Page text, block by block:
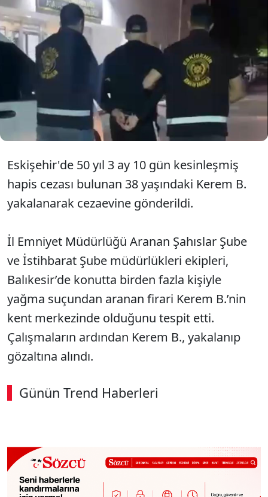
Eskişehir'de 50 yıl 3 ay 10 gün hapis
cezası bulunan Kerem B. kent
merkezinde yakayı ele verdi.
Eskişehir'de 50 yıl 3 ay 10 gün kesinleşmiş
hapis cezası bulunan 38 yaşındaki Kerem B.
yakalanarak cezaevine gönderildi.
İl Emniyet Müdürlüğü Aranan Şahıslar Şube
ve İstihbarat Şube müdürlükleri ekipleri,
Balıkesir’de konutta birden fazla kişiyle
yağma suçundan aranan firari Kerem B.’nin
kent merkezinde olduğunu tespit etti.
Çalışmaların ardından Kerem B., yakalanıp
gözaltına alındı.
Günün Trend Haberleri